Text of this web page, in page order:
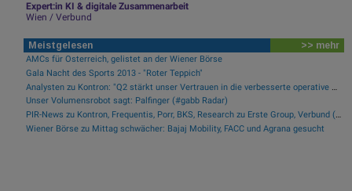
Expert:in KI & digitale Zusammenarbeit
Wien / Verbund
Meistgelesen >> mehr
AMCs für Österreich, gelistet an der Wiener Börse
Gala Nacht des Sports 2013 - "Roter Teppich"
Analysten zu Kontron: "Q2 stärkt unser Vertrauen in die verbesserte operative Qualität"
Unser Volumensrobot sagt: Palfinger (#gabb Radar)
PIR-News zu Kontron, Frequentis, Porr, BKS, Research zu Erste Group, Verbund (Christine Petzwinkler)
Wiener Börse zu Mittag schwächer: Bajaj Mobility, FACC und Agrana gesucht